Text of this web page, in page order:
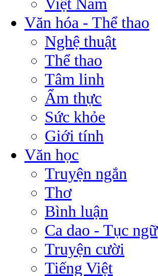
Văn hóa - Thể thao
Nghệ thuật
Thể thao
Tâm linh
Ẩm thực
Sức khỏe
Giới tính
Văn học
Truyện ngắn
Thơ
Bình luận
Ca dao - Tục ngữ
Truyện cười
Tiếng Việt